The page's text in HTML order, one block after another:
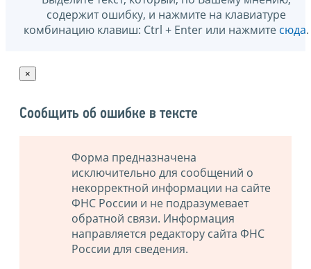
содержит ошибку, и нажмите на клавиатуре
комбинацию клавиш: Ctrl + Enter или нажмите сюда.
×
Сообщить об ошибке в тексте
Форма предназначена
исключительно для сообщений о
некорректной информации на сайте
ФНС России и не подразумевает
обратной связи. Информация
направляется редактору сайта ФНС
России для сведения.